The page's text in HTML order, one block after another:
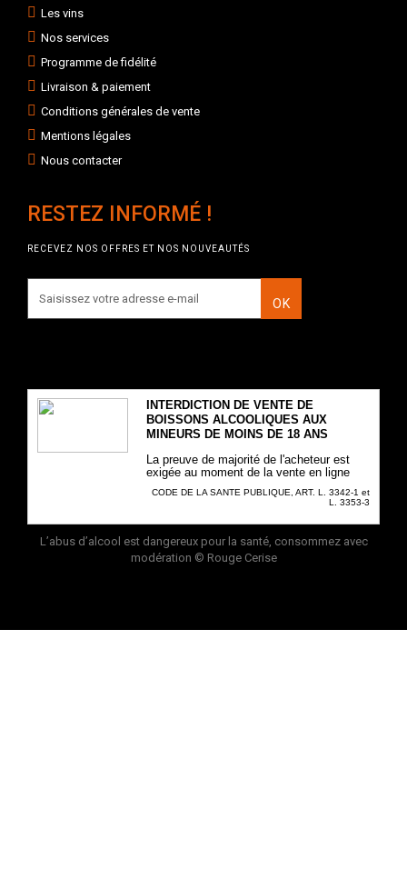
Les vins
Nos services
Programme de fidélité
Livraison & paiement
Conditions générales de vente
Mentions légales
Nous contacter
RESTEZ INFORMÉ !
RECEVEZ NOS OFFRES ET NOS NOUVEAUTÉS
OK
INTERDICTION DE VENTE DE
BOISSONS ALCOOLIQUES AUX
MINEURS DE MOINS DE 18 ANS
La preuve de majorité de l'acheteur est
exigée au moment de la vente en ligne
CODE DE LA SANTE PUBLIQUE, ART. L. 3342-1 et
L. 3353-3
L’abus d’alcool est dangereux pour la santé, consommez avec
modération © Rouge Cerise